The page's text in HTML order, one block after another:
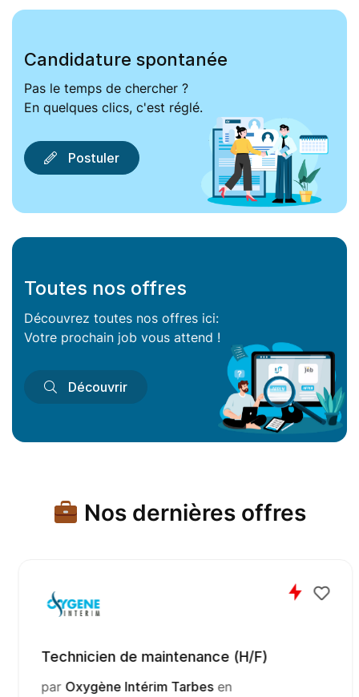
Candidature spontanée
Pas le temps de chercher ?
En quelques clics, c'est réglé.
Postuler
Toutes nos offres
Découvrez toutes nos offres ici:
Votre prochain job vous attend !
Découvrir
Nos dernières offres
Technicien de maintenance (H/F)
parOxygène Intérim Tarbesen